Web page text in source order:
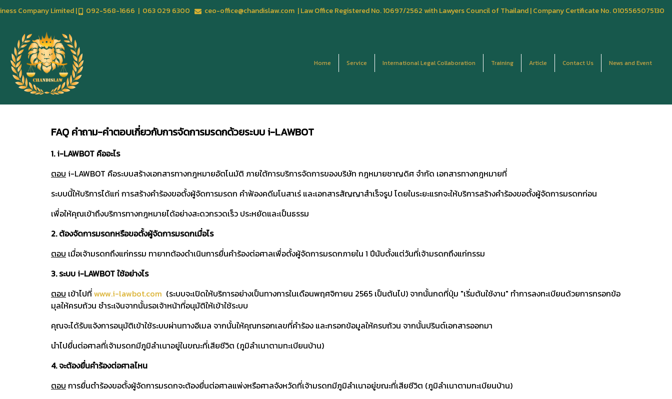
Company Limited | 092-568-1666 | 063 029 6300 ceo-office@chandislaw.com | Law Office Registered No. 10697/2562 with Lawyers Council of Thailand | Company Certificate No. 0105565075130
Home Service International Legal Collaboration Training Article Contact Us News and Event
FAQ คำถาม-คำตอบเกี่ยวกับการจัดการมรดกด้วยระบบ i-LAWBOT
1. i-LAWBOT คืออะไร
ตอบ i-LAWBOT คือระบบสร้างเอกสารทางกฎหมายอัตโนมัติ ภายใต้การบริการจัดการของบริษัท กฎหมายชาญดิศ จำกัด เอกสารทางกฎหมายที่
ระบบนี้ให้บริการได้แก่ การสร้างคำร้องขอตั้งผู้จัดการมรดก คำฟ้องคดีมโนสาเร่ และเอกสารสัญญาสำเร็จรูป โดยในระยะแรกจะให้บริการสร้างคำร้องขอตั้งผู้จัดการมรดกก่อน
เพื่อให้คุณเข้าถึงบริการทางกฎหมายได้อย่างสะดวกรวดเร็ว ประหยัดและเป็นธรรม
2. ต้องจัดการมรดกหรือขอตั้งผู้จัดการมรดกเมื่อไร
ตอบ เมื่อเจ้ามรดกถึงแก่กรรม ทายาทต้องดำเนินการยื่นคำร้องต่อศาลเพื่อตั้งผู้จัดการมรดกภายใน 1 ปีนับตั้งแต่วันที่เจ้ามรดกถึงแก่กรรม
3. ระบบ i-LAWBOT ใช้อย่างไร
ตอบ เข้าไปที่www.i-lawbot.com (ระบบจะเปิดให้บริการอย่างเป็นทางการในเดือนพฤศจิกายน 2565 เป็นต้นไป) จากนั้นกดที่ปุ่ม "เริ่มต้นใช้งาน" ทำการลงทะเบียนด้วยการกรอกข้อ
มุลให้ครบถ้วน ชำระเงินจากนั้นรอเจ้าหน้าที่อนุมัติให้เข้าใช้ระบบ
คุณจะได้รับแจ้งการอนุมัติเข้าใช้ระบบผ่านทางอีเมล จากนั้นให้คุณกรอกเลขที่คำร้อง และกรอกข้อมูลให้ครบถ้วน จากนั้นปรินต์เอกสารออกมา
นำไปยื่นต่อศาลที่เจ้ามรดกมีภูมิลำเนาอยู่ในขณะที่เสียชีวิต (ภูมิลำเนาตามทะเบียนบ้าน)
4. จะต้องยื่นคำร้องต่อศาลไหน
ตอบ การยื่นตำร้องขอตั้งผู้จัดการมรดกจะต้องยื่นต่อศาลแพ่งหรือศาลจังหวัดที่เจ้ามรดกมีภูมิลำเนาอยู่ขณะที่เสียชีวิต (ภูมิลำเนาตามทะเบียนบ้าน)